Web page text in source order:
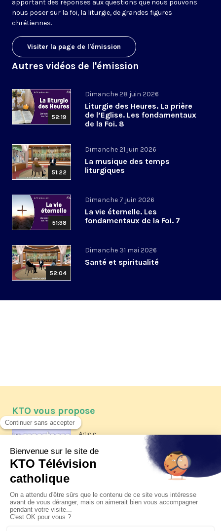
apportant des réponses aux questions que nous pouvons
nous poser sur la foi, la liturgie, de grandes figures
chrétiennes.
Visiter la page de l'émission
Autres vidéos de l'émission
52:19
Dimanche 28 juin 2026
Liturgie des Heures. La prière
de l’Eglise. Les fondamentaux
de la Foi. 8
51:22
Dimanche 21 juin 2026
La musique des temps
liturgiques
51:38
Dimanche 7 juin 2026
La vie éternelle. Les
fondamentaux de la Foi. 7
52:04
Dimanche 31 mai 2026
Santé et spiritualité
KTO vous propose
Article
Les reportages d'été 2026 de KTO
La visite pastorale du pape Léon
XIV à Assise à suivre sur KTO le
jeudi 6 août